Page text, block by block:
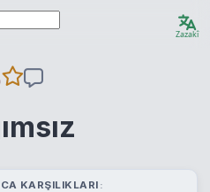
Zazakî
KARŞILIKLARI